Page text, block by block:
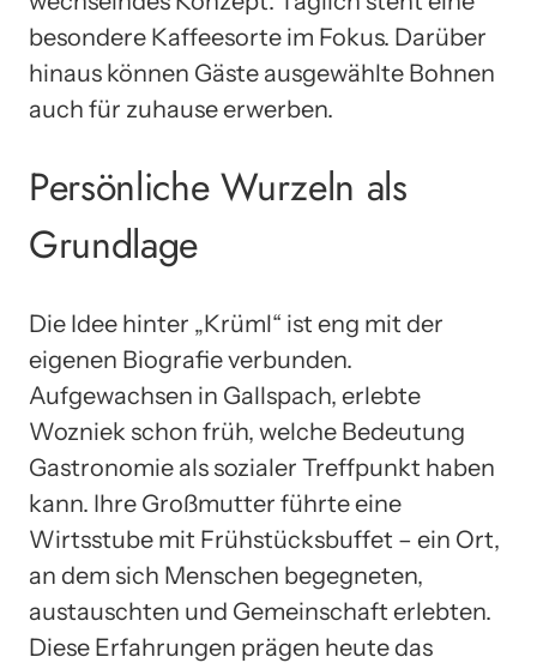
besondere Kaffeesorte im Fokus. Darüber
hinaus können Gäste ausgewählte Bohnen
auch für zuhause erwerben.
Persönliche Wurzeln als
Grundlage
Die Idee hinter „Krüml“ ist eng mit der
eigenen Biografie verbunden.
Aufgewachsen in Gallspach, erlebte
Wozniek schon früh, welche Bedeutung
Gastronomie als sozialer Treffpunkt haben
kann. Ihre Großmutter führte eine
Wirtsstube mit Frühstücksbuffet – ein Ort,
an dem sich Menschen begegneten,
austauschten und Gemeinschaft erlebten.
Diese Erfahrungen prägen heute das